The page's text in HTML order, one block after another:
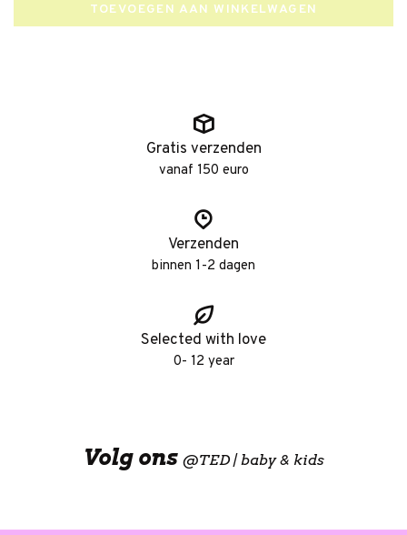
TOEVOEGEN AAN WINKELWAGEN
Gratis verzenden
vanaf 150 euro
Verzenden
binnen 1-2 dagen
Selected with love
0- 12 year
Volg ons @TED | baby & kids